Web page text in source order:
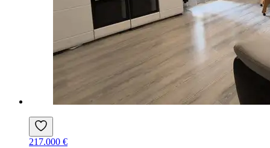
217.000 €